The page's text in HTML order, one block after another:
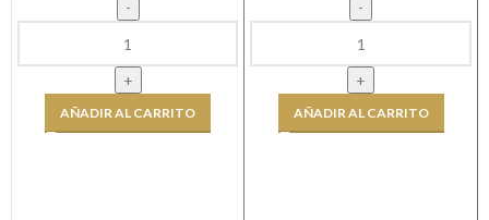
AÑADIR AL CARRITO AÑADIR AL CARRITO